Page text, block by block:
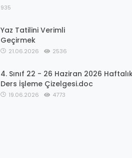
935
Yaz Tatilini Verimli
Geçirmek
21.06.2026 2536
4. Sınıf 22 - 26 Haziran 2026
Ders İşleme Çizelgesi.doc
19.06.2026 4773